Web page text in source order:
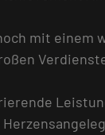
mit einem